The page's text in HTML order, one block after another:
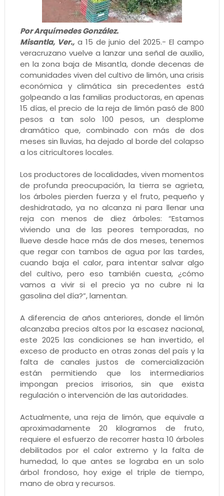
Por Arquímedes González.
Misantla, Ver.,a 15 de junio del 2025.- El campo
veracruzano vuelve a lanzar una señal de auxilio,
en la zona baja de Misantla, donde decenas de
comunidades viven del cultivo de limón, una crisis
económica y climática sin precedentes está
golpeando a las familias productoras, en apenas
15 días, el precio de la reja de limón pasó de 800
pesos a tan solo 100 pesos, un desplome
dramático que, combinado con más de dos
meses sin lluvias, ha dejado al borde del colapso
a los citricultores locales.
Los productores de localidades, viven momentos
de profunda preocupación, la tierra se agrieta,
los árboles pierden fuerza y el fruto, pequeño y
deshidratado, ya no alcanza ni para llenar una
reja con menos de diez árboles: “Estamos
viviendo una de las peores temporadas, no
llueve desde hace más de dos meses, tenemos
que regar con tambos de agua por las tardes,
cuando baja el calor, para intentar salvar algo
del cultivo, pero eso también cuesta, ¿cómo
vamos a vivir si el precio ya no cubre ni la
gasolina del día?”, lamentan.
A diferencia de años anteriores, donde el limón
alcanzaba precios altos por la escasez nacional,
este 2025 las condiciones se han invertido, el
exceso de producto en otras zonas del país y la
falta de canales justos de comercialización
están permitiendo que los intermediarios
impongan precios irrisorios, sin que exista
regulación o intervención de las autoridades.
Actualmente, una reja de limón, que equivale a
aproximadamente 20 kilogramos de fruto,
requiere el esfuerzo de recorrer hasta 10 árboles
debilitados por el calor extremo y la falta de
humedad, lo que antes se lograba en un solo
árbol frondoso, hoy exige el triple de tiempo,
mano de obra y recursos.